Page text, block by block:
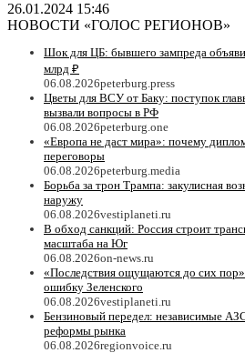
26.01.2024 15:46
НОВОСТИ «ГОЛОС РЕГИОНОВ»
Шок для ЦБ: бывшего зампреда
млрд ₽
06.08.2026peterburg.press
Цветы для ВСУ от Баку: поступок
вызвали вопросы в РФ
06.08.2026peterburg.one
«Европа не даст мира»: почему
переговоры
06.08.2026peterburg.media
Борьба за трон Трампа: закулисная
наружу
06.08.2026vestiplaneti.ru
В обход санкций: Россия строит
масштаба на Юг
06.08.2026on-news.ru
«Последствия ощущаются до сих
ошибку Зеленского
06.08.2026vestiplaneti.ru
Бензиновый передел: независимые
реформы рынка
06.08.2026regionvoice.ru